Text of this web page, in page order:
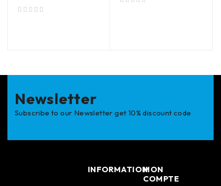
Newsletter
Subscribe to our Newsletter get 10% discount code
INFORMATIONMON
COMPTE